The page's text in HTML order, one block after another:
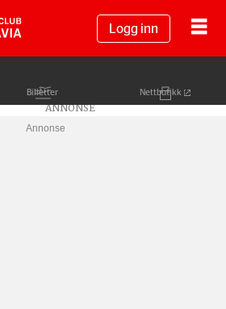
Logg inn
Billetter Nettbutikk
Annonse